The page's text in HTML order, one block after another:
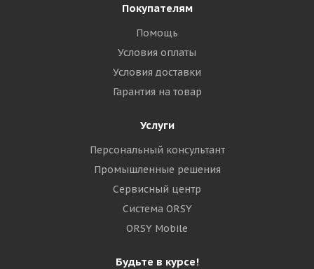
Покупателям
Помощь
Условия оплаты
Условия доставки
Гарантия на товар
Услуги
Персональный консультант
Промышленные решения
Сервисный центр
Система ORSY
ORSY Mobile
Будьте в курсе!